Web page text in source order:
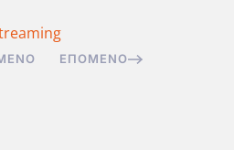
ΕΠΌΜΕΝΟ